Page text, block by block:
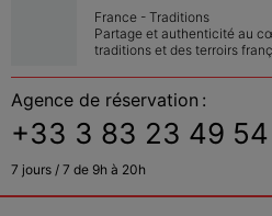
France - Traditions
Partage et authenticité au
traditions et des terroirs
Agence de réservation :
+33 3 83 23 49 54
7 jours / 7 de 9h à 20h